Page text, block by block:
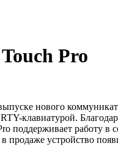
Pro
нового
клавиатурой.
поддерживает
устройство